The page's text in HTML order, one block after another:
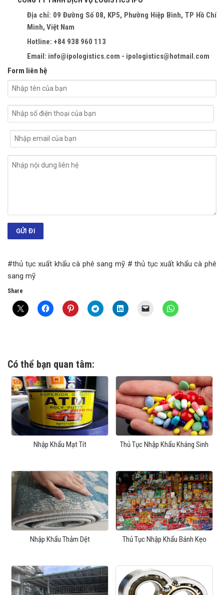
Địa chỉ: 09 Đường Số 08, KP5, Phường Hiệp Bình, TP Hồ Chí
Minh, Việt Nam
Hotline: +84 938 960 113
Email: info@ipologistics.com - ipologistics@hotmail.com
Form liên hệ
#thủ tục xuất khẩu cà phê sang mỹ # thủ tục xuất khẩu cà phê
sang mỹ
Share
Có thể bạn quan tâm:
Nhập Khẩu Mạt Tít Thủ Tục Nhập Khẩu Kháng Sinh
Nhập Khẩu Thảm Dệt Thủ Tục Nhập Khẩu Bánh Kẹo